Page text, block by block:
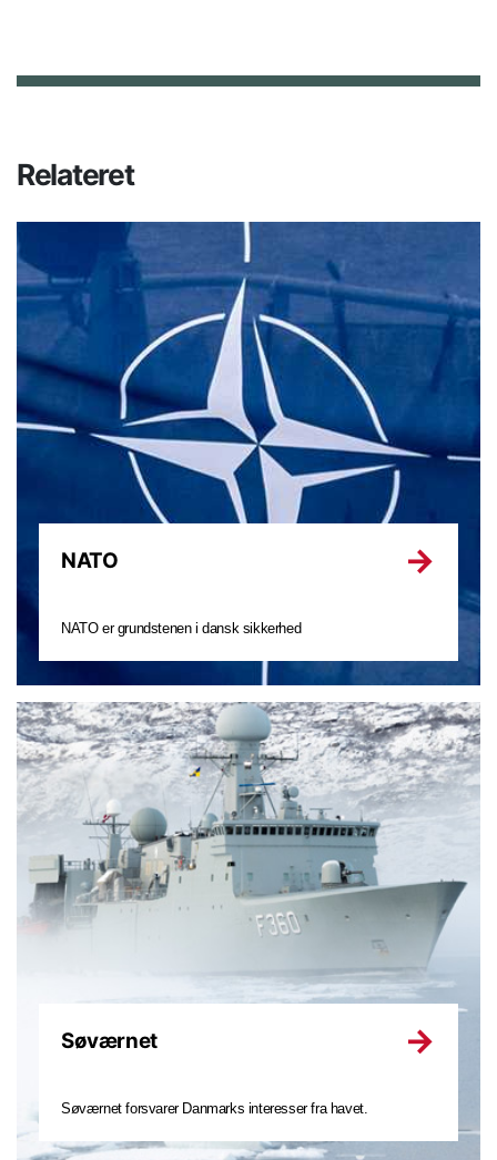
Relateret
NATO
NATO er grundstenen i dansk sikkerhed
Søværnet
Søværnet forsvarer Danmarks interesser fra havet.